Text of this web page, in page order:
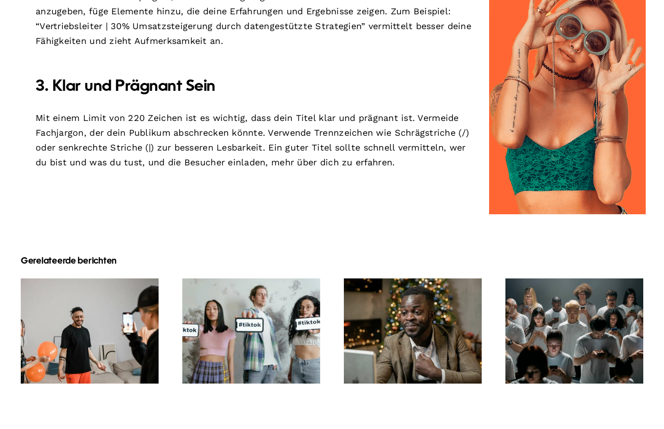
anzugeben, füge Elemente hinzu, die deine Erfahrungen und Ergebnisse zeigen. Zum Beispiel:
“Vertriebsleiter | 30% Umsatzsteigerung durch datengestützte Strategien” vermittelt besser deine
Fähigkeiten und zieht Aufmerksamkeit an.
3. Klar und Prägnant Sein
Mit einem Limit von 220 Zeichen ist es wichtig, dass dein Titel klar und prägnant ist. Vermeide
Fachjargon, der dein Publikum abschrecken könnte. Verwende Trennzeichen wie Schrägstriche (/)
oder senkrechte Striche (|) zur besseren Lesbarkeit. Ein guter Titel sollte schnell vermitteln, wer
du bist und was du tust, und die Besucher einladen, mehr über dich zu erfahren.
Gerelateerde berichten
Die 21 häufigsten
Fragen, die Menschen
zu sozialen Medien
stellen
Beste Video-
Bearbeitungs-Apps
für TikTok-
Meisterwerke
Wie man Follower auf
LinkedIn verbirgt, um
die Privatsphäre zu
wahren
Tipps zur Gestaltung
ansprechender
Facebook-Anzeigen,
die konvertieren